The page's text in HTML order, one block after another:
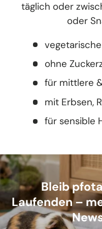
täglich oder
oder
ohne
für mittlere
mit Erbsen,
für sensible
Bleib
Laufenden –